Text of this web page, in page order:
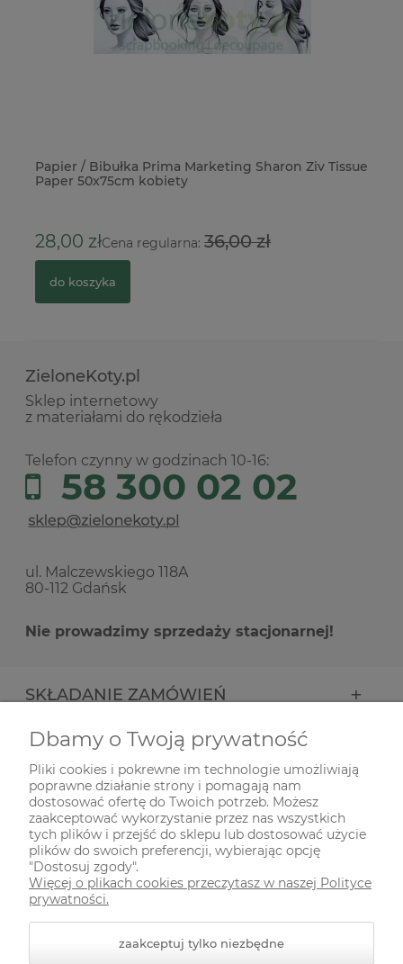
Papier / Bibułka Prima Marketing Sharon Ziv Tissue
Paper 50x75cm kobiety
28,00 złCena regularna:36,00 zł
do koszyka
ZieloneKoty.pl
Sklep internetowy
z materiałami do rękodzieła
Telefon czynny w godzinach 10-16:
58 300 02 02
ul. Malczewskiego 118A
80-112 Gdańsk
Nie prowadzimy sprzedaży stacjonarnej!
SKŁADANIE ZAMÓWIEŃ
INFORMACJE
ODWIEDŹ NAS NA
Dbamy o Twoją prywatność
Pliki cookies i pokrewne im technologie umożliwiają
poprawne działanie strony i pomagają nam
dostosować ofertę do Twoich potrzeb. Możesz
zaakceptować wykorzystanie przez nas wszystkich
tych plików i przejść do sklepu lub dostosować użycie
plików do swoich preferencji, wybierając opcję
"Dostosuj zgody".
Więcej o plikach cookies przeczytasz w naszej Polityce
prywatności.
zaakceptuj tylko niezbędne